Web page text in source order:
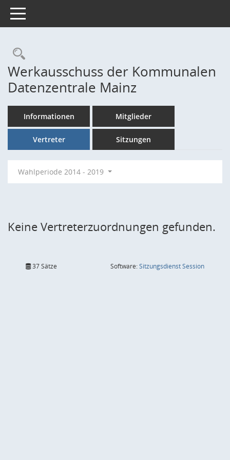
Toggle navigation
Rechercheauswahl
Werkausschuss der Kommunalen
Datenzentrale Mainz
Informationen Mitglieder
Vertreter Sitzungen
Wahlperiode 2014 - 2019
Keine Vertreterzuordnungen gefunden.
37 Sätze Software:SitzungsdienstSession(Wird in